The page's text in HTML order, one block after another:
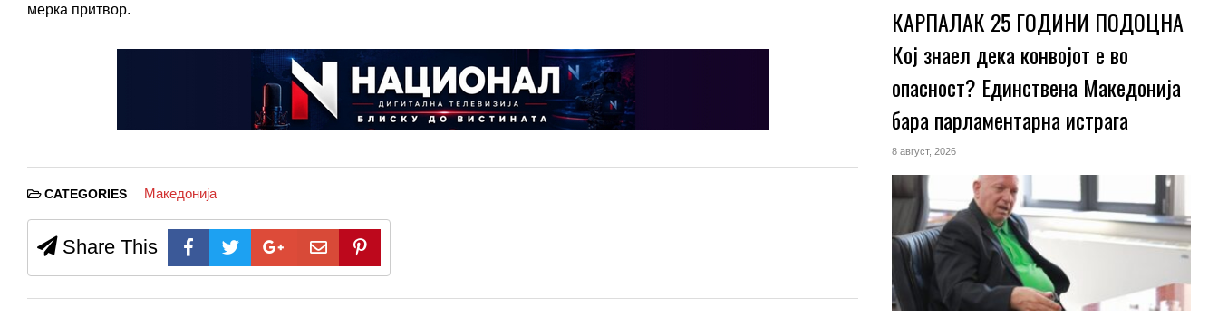
мерка притвор.
CATEGORIES Македонија
Share This
КАРПАЛАК 25 ГОДИНИ ПОДОЦНА
Кој знаел дека конвојот е во
опасност? Единствена Македoнија
бара парламентарна истрага
8 август, 2026